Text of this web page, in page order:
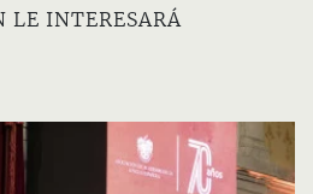
LE INTERESARÁ